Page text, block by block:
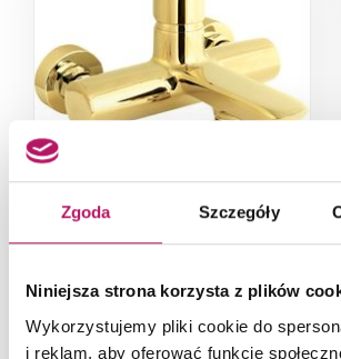
Zgoda Szczegóły
Niniejsza strona korzysta z plików
Wykorzystujemy pliki cookie do
i reklam, aby oferować funkcje
Deante Arnika Gold BQA
zestawu natryskowego, złoty
591,30 PLN